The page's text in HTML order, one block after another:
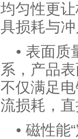
均匀性更
具损耗与
• 表面质
系，产品
不仅满足
流损耗，
• 磁性能